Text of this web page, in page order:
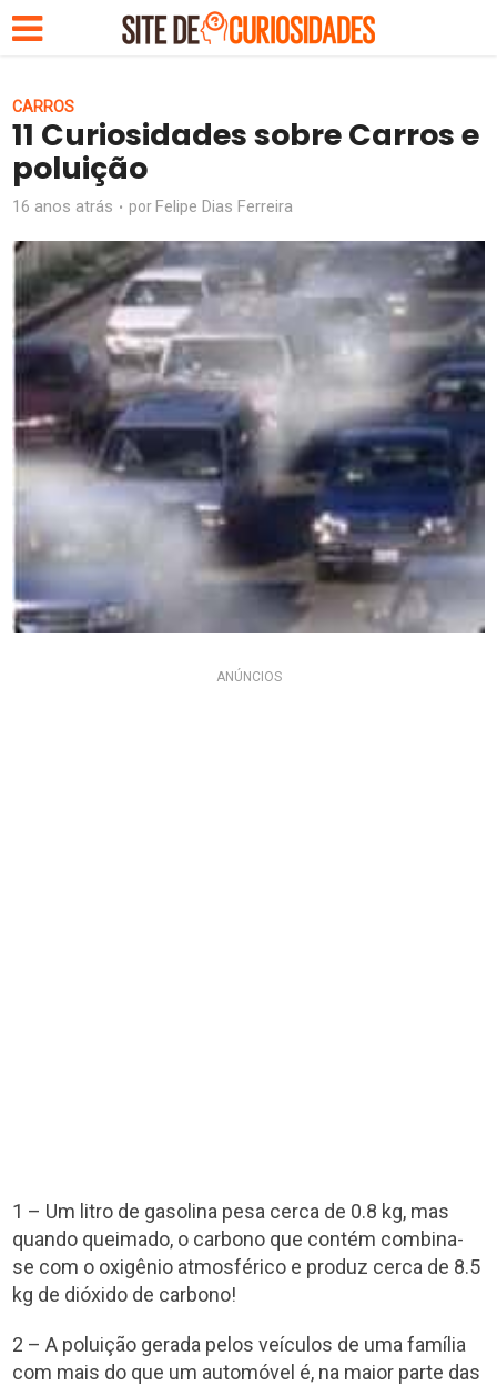
CARROS
11 Curiosidades sobre Carros e
poluição
16 anos atrás por Felipe Dias Ferreira
ANÚNCIOS
1 – Um litro de gasolina pesa cerca de 0.8 kg, mas
quando queimado, o carbono que contém combina-
se com o oxigênio atmosférico e produz cerca de 8.5
kg de dióxido de carbono!
2 – A poluição gerada pelos veículos de uma família
com mais do que um automóvel é, na maior parte das